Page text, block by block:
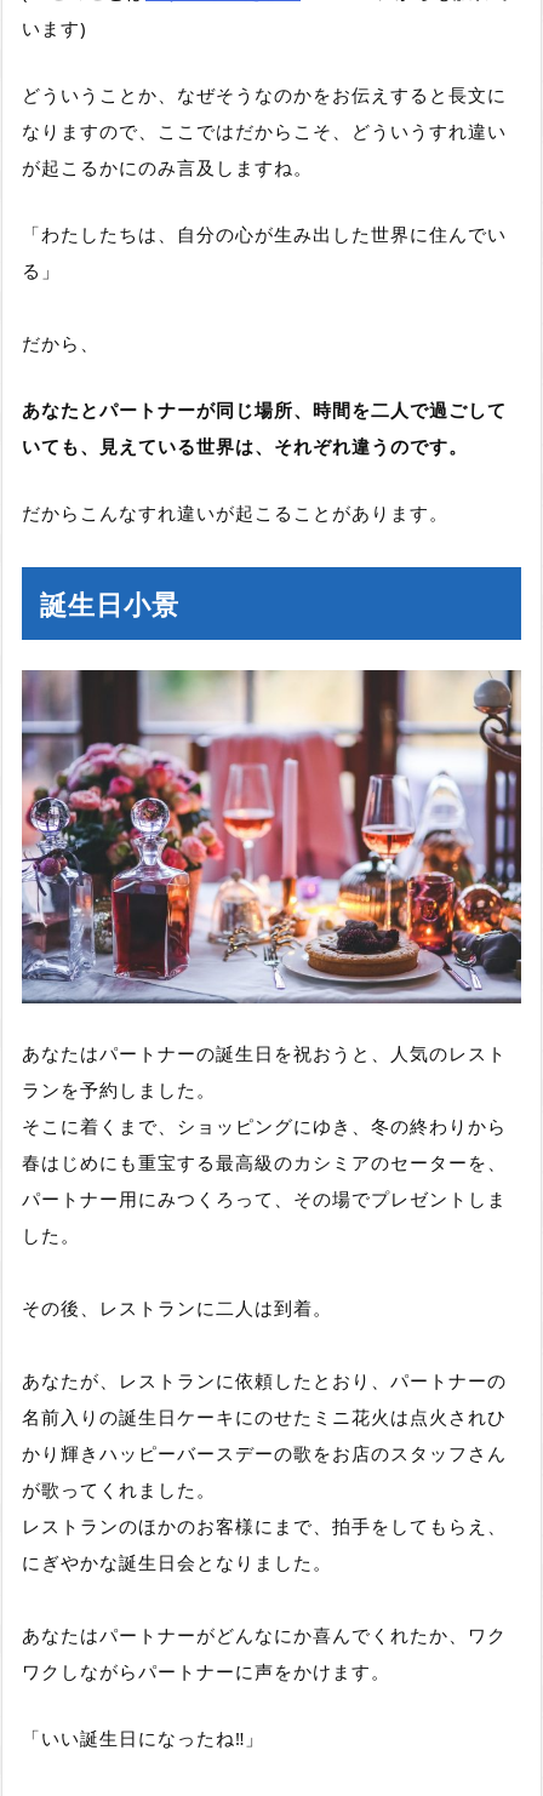
います)
どういうことか、なぜそうなのかをお伝えすると長文に
なりますので、ここではだからこそ、どういうすれ違い
が起こるかにのみ言及しますね。
「わたしたちは、自分の心が生み出した世界に住んでい
る」
だから、
あなたとパートナーが同じ場所、時間を二人で過ごして
いても、見えている世界は、それぞれ違うのです。
だからこんなすれ違いが起こることがあります。
誕生日小景
あなたはパートナーの誕生日を祝おうと、人気のレスト
ランを予約しました。
そこに着くまで、ショッピングにゆき、冬の終わりから
春はじめにも重宝する最高級のカシミアのセーターを、
パートナー用にみつくろって、その場でプレゼントしま
した。
その後、レストランに二人は到着。
あなたが、レストランに依頼したとおり、パートナーの
名前入りの誕生日ケーキにのせたミニ花火は点火されひ
かり輝きハッピーバースデーの歌をお店のスタッフさん
が歌ってくれました。
レストランのほかのお客様にまで、拍手をしてもらえ、
にぎやかな誕生日会となりました。
あなたはパートナーがどんなにか喜んでくれたか、ワク
ワクしながらパートナーに声をかけます。
「いい誕生日になったね‼」